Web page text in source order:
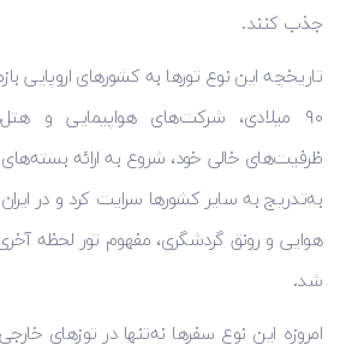
جذب کنند.
۹۰ میلادی، شرکت‌های هواپیمایی و
ظرفیت‌های خالی خود، شروع به ارائه
به‌تدریج به سایر کشورها سرایت کرد و در
هوایی و رونق گردشگری، مفهوم تور لحظه
شد.
امروزه این نوع سفرها نه‌تنها در توزهای